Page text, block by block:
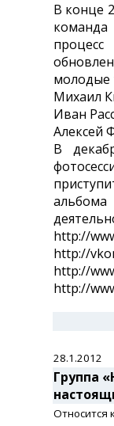
В конце
команда
молодые
Михаил
Иван
Алексей
В
http://
http://
http://
http://
28.1.2012
Группа
Относится